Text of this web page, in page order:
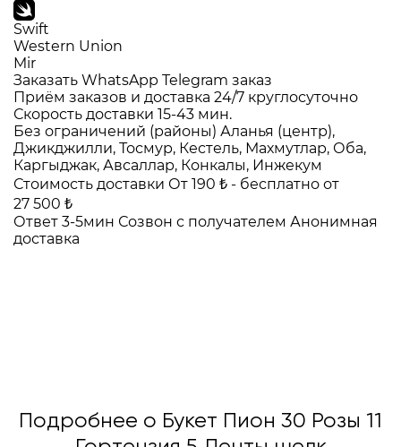
Swift
Western Union
Mir
Заказать WhatsApp Telegram заказ
Приём заказов и доставка 24/7 круглосуточно
Скорость доставки 15-43 мин.
Без ограничений (районы) Аланья (центр),
Джикджилли, Тосмур, Кестель, Махмутлар, Оба,
Каргыджак, Авсаллар, Конкалы, Инжекум
Стоимость доставки От 190 ₺ - бесплатно от
27 500 ₺
Ответ 3-5мин Созвон с получателем Анонимная
доставка
Подробнее о Букет Пион 30 Розы 11